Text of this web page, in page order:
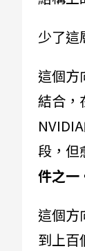
少了這
這個方
結合，
段，但
件之一
這個方
到上百